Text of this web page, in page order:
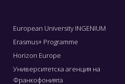
European University INGENIUM
Erasmus+ Programme
Horizon Europe
Университетска агенция на
Франкофонията